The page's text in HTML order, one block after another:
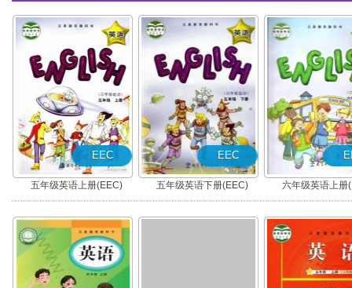
EEC
五年级英语上册(EEC)
EEC
五年级英语下册(EEC) 六年级英语上册